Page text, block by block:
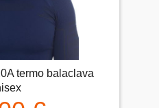
termo balaclava